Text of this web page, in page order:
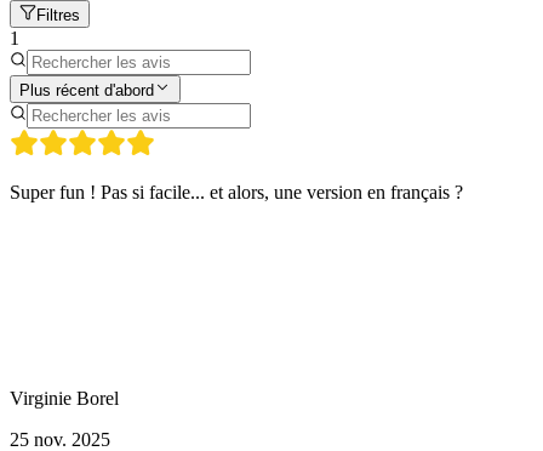
Filtres
1
Plus récent d'abord
Super fun ! Pas si facile... et alors, une version en français ?
Virginie Borel
25 nov. 2025